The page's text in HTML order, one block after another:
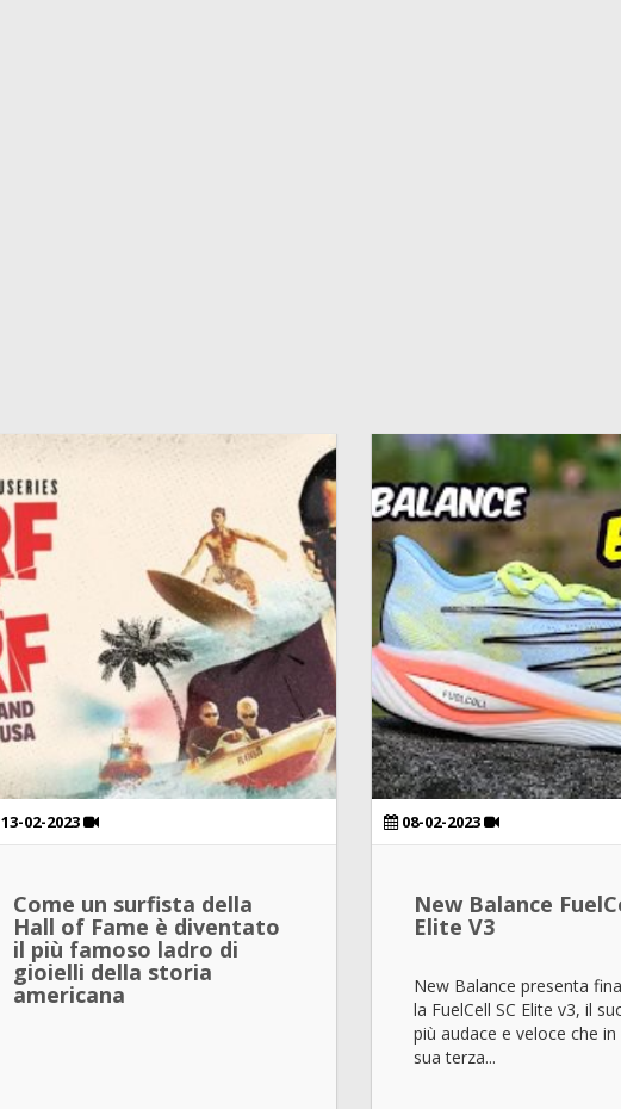
13-02-2023
Come un surfista della
Hall of Fame è diventato
il più famoso ladro di
gioielli della storia
americana
08-02-2023
New Balance
Elite V3
New Balance presenta
la FuelCell SC Elite v3, il
più audace e veloce che
sua terza...